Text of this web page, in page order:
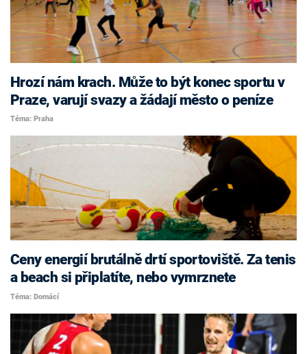
Hrozí nám krach. Může to být konec sportu v
Praze, varují svazy a žádají město o peníze
Téma: Praha
Ceny energií brutálně drtí sportoviště. Za tenis
a beach si připlatíte, nebo vymrznete
Téma: Domácí